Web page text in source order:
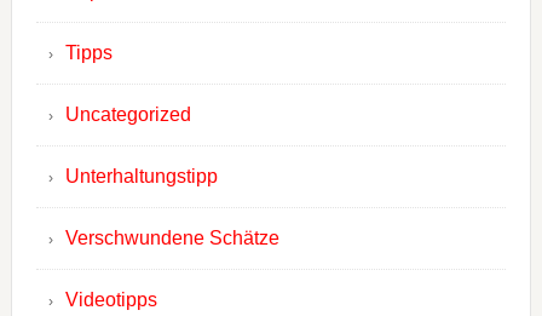
Tipps
Uncategorized
Unterhaltungstipp
Verschwundene Schätze
Videotipps